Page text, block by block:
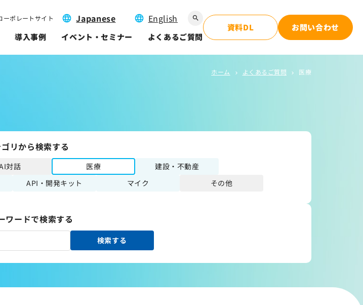
ーポレートサイト Japanese English search
導入事例 イベント・セミナー よくあるご質問
資料DL お問い合わせ
ホーム chevron_right よくあるご質問 chevron_right 医療
リから検索する
対話 医療
建設・不動産
API・開発キット マイク その他
ワードで検索する
検索する